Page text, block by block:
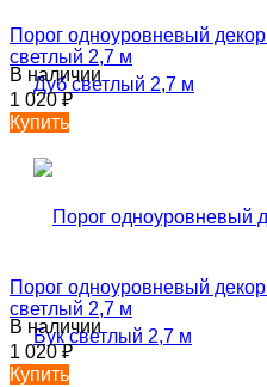
Порог одноуровневый
светлый 2,7 м
В наличии
1 020₽
Купить
Порог одноуровневый
светлый 2,7 м
В наличии
1 020₽
Купить